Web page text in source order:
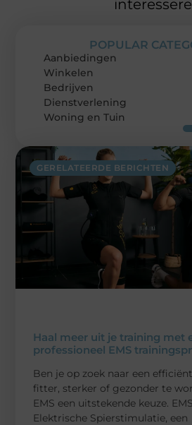
GERELATEERDE BERICHTEN
Haal meer uit je training met
professioneel EMS
Ben je op zoek naar een
fitter, sterker of gezonder te
EMS een uitstekende keuze.
Elektrische Spierstimulatie, een
POPULAR
Aanbiedingen
Winkelen
Bedrijven
Dienstverlening
Woning en Tuin